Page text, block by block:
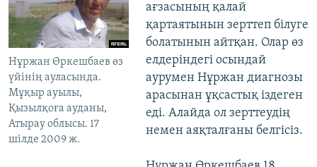
Нұржан Өркешбаев өз
үйінің ауласында.
Мұқыр ауылы,
Қызылқоға ауданы,
Атырау облысы. 17
шілде 2009 ж.
ағзасының қалай
қартаятынын зерттеп білуге
болатынын айтқан. Олар өз
елдеріндегі осындай
аурумен Нұржан диагнозы
арасынан ұқсастық іздеген
еді. Алайда ол зерттеудің
немен аяқталғаны белгісіз.